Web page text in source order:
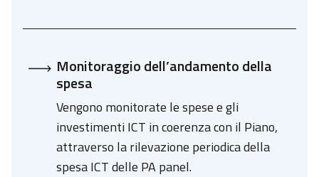
Monitoraggio dell’andamento della
spesa
Vengono monitorate le spese e gli
investimenti ICT in coerenza con il Piano,
attraverso la rilevazione periodica della
spesa ICT delle PA panel.